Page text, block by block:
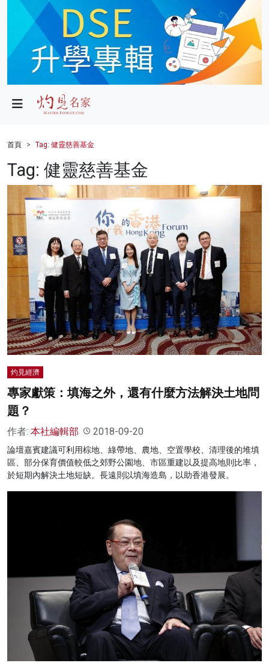
政局
財經
健康
商業
科技
影片
名家榜
灼見活動
關於我們
首頁 Tag: 健靈慈善基金
Tag: 健靈慈善基金
灼見經濟
專家獻策：填海之外，還有什麼方法解決土地問
題？
作者: 本社編輯部 2018-09-20
論壇嘉賓建議可利用棕地、綠帶地、農地、空置學校、清理後的堆填
區、部分保育價值較低之郊野公園地、市區重建以及提高地則比率，
於短期內解決土地短缺。長遠則以填海造島，以助香港發展。